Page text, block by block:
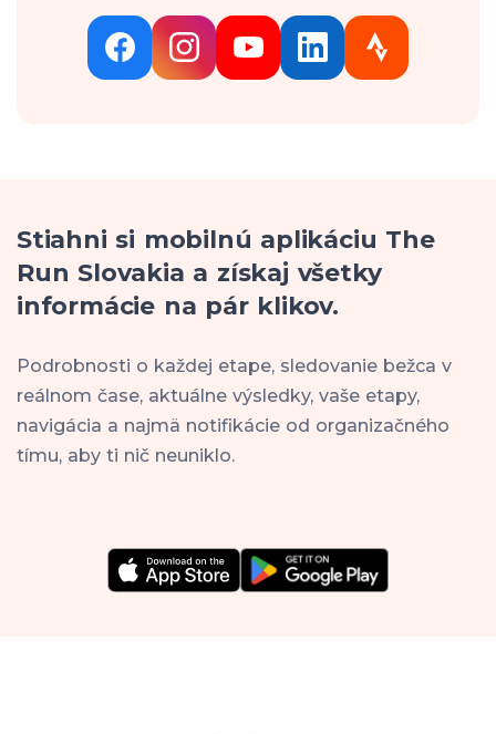
Stiahni si mobilnú aplikáciu The
Run Slovakia a získaj všetky
informácie na pár klikov.
Podrobnosti o každej etape, sledovanie bežca v
reálnom čase, aktuálne výsledky, vaše etapy,
navigácia a najmä notifikácie od organizačného
tímu, aby ti nič neuniklo.